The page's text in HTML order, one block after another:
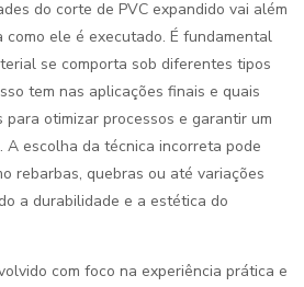
do corte de PVC expandido vai além
como ele é executado. É fundamental
se comporta sob diferentes tipos
tem nas aplicações finais e quais
para otimizar processos e garantir um
A escolha da técnica incorreta pode
rebarbas, quebras ou até variações
a durabilidade e a estética do
com foco na experiência prática e